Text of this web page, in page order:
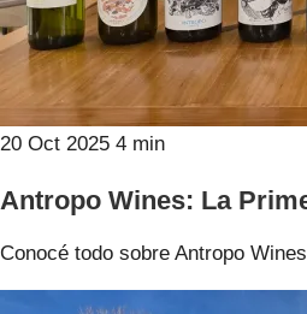
20 Oct 2025 4 min
Antropo Wines: La
Conocé todo sobre Antropo